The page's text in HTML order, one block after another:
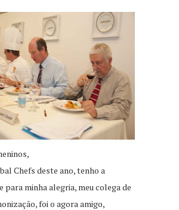
Chefs deste ano, tenho a
para minha alegria, meu colega de
foi o agora amigo,